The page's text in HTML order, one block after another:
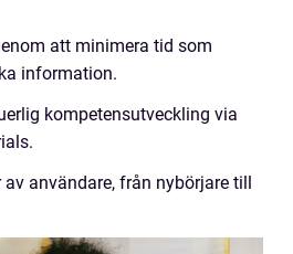
att minimera tid som
information.
kompetensutveckling via
användare, från nybörjare till